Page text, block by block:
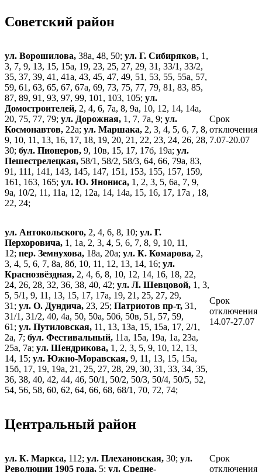
Советский район
ул. Ворошилова, 38а, 48, 50; ул. Г. Сибиряков, 1,
3, 7, 9, 13, 15, 15а, 19, 23, 25, 27, 29, 31, 33/1, 33/2,
35, 37, 39, 41, 41а, 43, 45, 47, 49, 51, 53, 55, 55а, 57,
59, 61, 63, 65, 67, 67а, 69, 73, 75, 77, 79, 81, 83, 85,
87, 89, 91, 93, 97, 99, 101, 103, 105; ул.
Домостроителей, 2, 4, 6, 7а, 8, 9а, 10, 12, 14, 14а,
20, 75, 77, 79; ул. Дорожная, 1, 7, 7а, 9; ул.
Космонавтов, 22а; ул. Маршака, 2, 3, 4, 5, 6, 7, 8,
9, 10, 11, 13, 16, 17, 18, 19, 20, 21, 22, 23, 24, 26, 28,
30; бул. Пионеров, 9, 10в, 15, 17, 17б, 19а; ул.
Пешестрелецкая, 58/1, 58/2, 58/3, 64, 66, 79а, 83,
91, 111, 141, 143, 145, 147, 151, 153, 155, 157, 159,
161, 163, 165; ул. Ю. Янониса, 1, 2, 3, 5, 6а, 7, 9,
9а, 10/2, 11, 11а, 12, 12а, 14, 14а, 15, 16, 17, 17а , 18,
22, 24;
Срок
отключения
7.07-20.07
ул. Антокольского, 2, 4, 6, 8, 10; ул. Г.
Перхоровича, 1, 1а, 2, 3, 4, 5, 6, 7, 8, 9, 10, 11,
12; пер. Земнухова, 18а, 20а; ул. К. Комарова, 2,
3, 4, 5, 6, 7, 8а, 8б, 10, 11, 12, 13, 14, 16; ул.
Краснозвёздная, 2, 4, 6, 8, 10, 12, 14, 16, 18, 22,
24, 26, 28, 32, 36, 38, 40, 42; ул. Л. Шевцовой, 1, 3,
5, 5/1, 9, 11, 13, 15, 17, 17а, 19, 21, 25, 27, 29,
31; ул. О. Дундича, 23, 25; Патриотов пр-т, 31,
31/1, 31/2, 40, 4а, 50, 50а, 50б, 50в, 51, 57, 59,
61; ул. Путиловская, 11, 13, 13а, 15, 15а, 17, 2/1,
2а, 7; бул. Фестивальный, 11а, 15а, 19а, 1а, 23а,
25а, 7а; ул. Шендрикова, 1, 2, 3, 5, 9, 10, 12, 13,
14, 15; ул. Южно-Моравская, 9, 11, 13, 15, 15а,
15б, 17, 19, 19а, 21, 25, 27, 28, 29, 30, 31, 33, 34, 35,
36, 38, 40, 42, 44, 46, 50/1, 50/2, 50/3, 50/4, 50/5, 52,
54, 56, 58, 60, 62, 64, 66, 68, 68/1, 70, 72, 74;
Срок
отключения
14.07-27.07
Центральный район
ул. К. Маркса, 112; ул. Плехановская, 30; ул.
Революции 1905 года, 5; ул. Средне-
Срок
отключения